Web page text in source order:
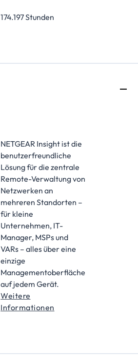
174.197 Stunden
NETGEAR Insight ist die
benutzerfreundliche
Lösung für die zentrale
Remote-Verwaltung von
Netzwerken an
mehreren Standorten –
für kleine
Unternehmen, IT-
Manager, MSPs und
VARs – alles über eine
einzige
Managementoberfläche
auf jedem Gerät.
Weitere
Informationen